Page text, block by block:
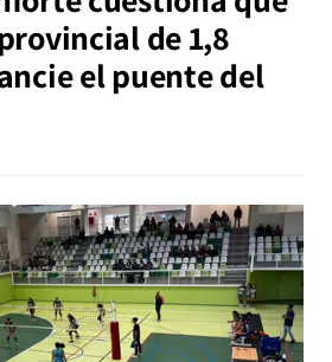
de 1,8
el puente del